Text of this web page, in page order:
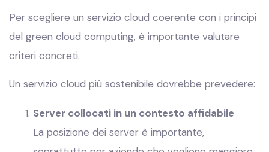
Per scegliere un servizio cloud coerente con i principi
del green cloud computing, è importante valutare
criteri concreti.
Un servizio cloud più sostenibile dovrebbe prevedere:
Server collocati in un contesto affidabile
La posizione dei server è importante,